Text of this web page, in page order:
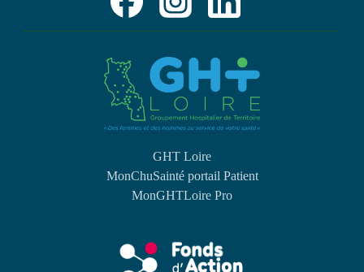
GHT Loire
MonChuSainté portail Patient
MonGHTLoire Pro